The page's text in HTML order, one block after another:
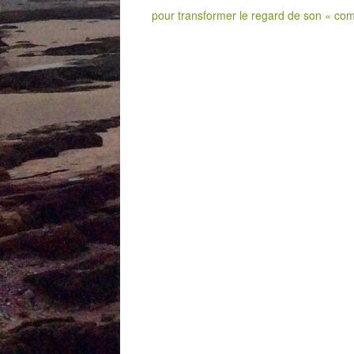
pour transformer le regard de son «